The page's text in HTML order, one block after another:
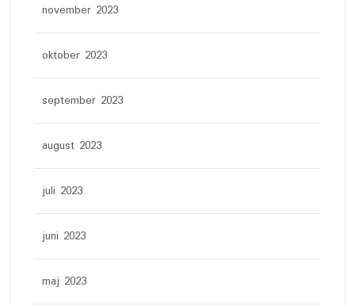
november 2023
oktober 2023
september 2023
august 2023
juli 2023
juni 2023
maj 2023